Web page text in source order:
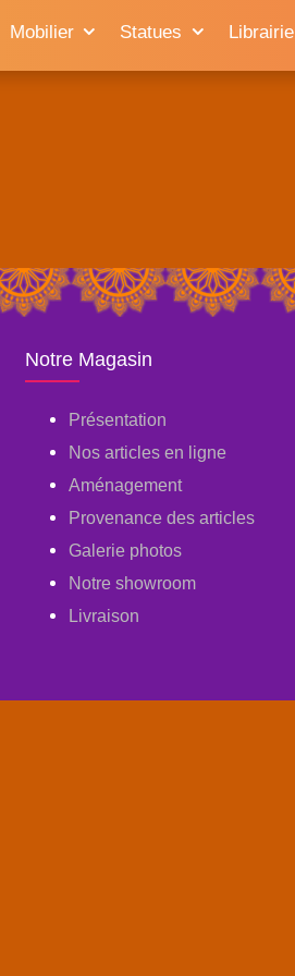
Mobilier Statues Librairie
Notre Magasin
Présentation
Nos articles en ligne
Aménagement
Provenance des articles
Galerie photos
Notre showroom
Livraison